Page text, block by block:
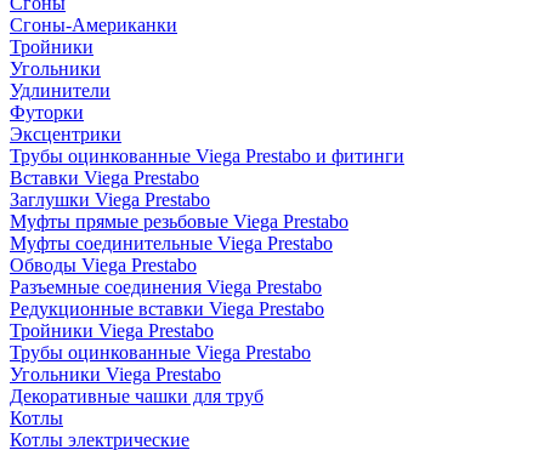
Сгоны-Американки
Тройники
Угольники
Удлинители
Футорки
Эксцентрики
Трубы оцинкованные Viega Prestabo и фитинги
Вставки Viega Prestabo
Заглушки Viega Prestabo
Муфты прямые резьбовые Viega Prestabo
Муфты соединительные Viega Prestabo
Обводы Viega Prestabo
Разъемные соединения Viega Prestabo
Редукционные вставки Viega Prestabo
Тройники Viega Prestabo
Трубы оцинкованные Viega Prestabo
Угольники Viega Prestabo
Декоративные чашки для труб
Котлы
Котлы электрические